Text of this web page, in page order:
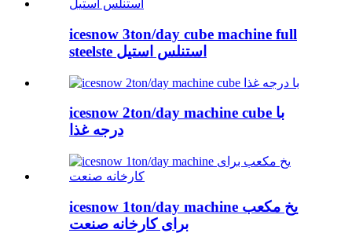
icesnow 3ton/day cube machine full
steelste استنلس استیل
icesnow 2ton/day machine cube با
درجه غذا
icesnow 1ton/day machine یخ مکعب
برای کارخانه صنعت